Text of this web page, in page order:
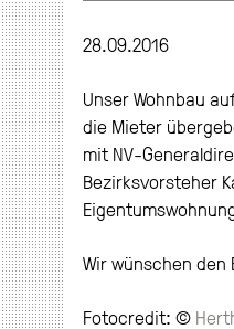
28.09.2016
Unser Wohnbau
die Mieter
mit NV-
Bezirksvorsteher
Wir wünschen
Fotocredit: ©